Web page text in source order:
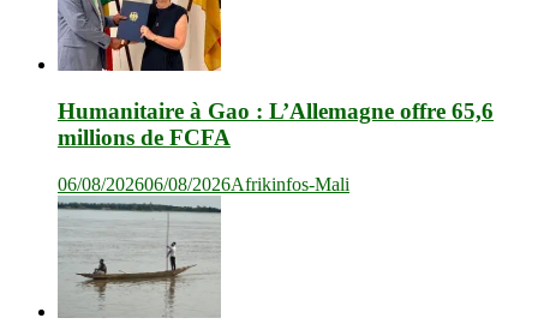
Humanitaire à Gao : L’Allemagne offre 65,6
millions de FCFA
06/08/202606/08/2026Afrikinfos-Mali